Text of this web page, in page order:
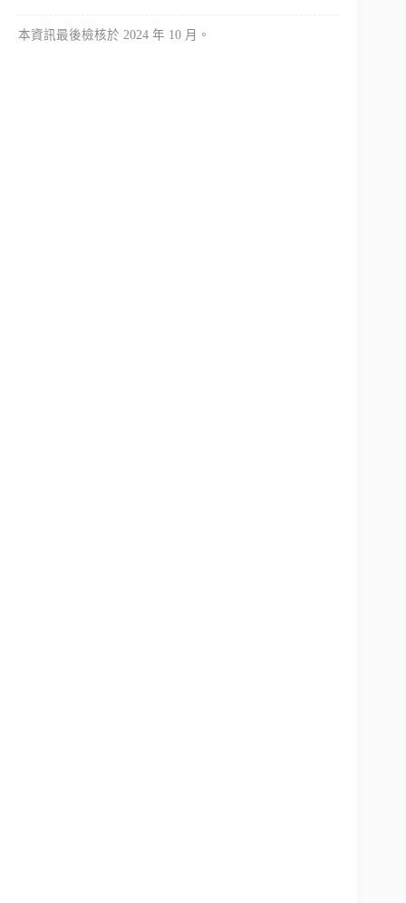
本資訊最後檢核於 2024 年 10 月。